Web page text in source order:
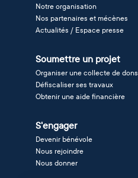
Notre organisation
Nos partenaires et mécènes
Actualités / Espace presse
Soumettre un projet
Organiser une collecte de dons
Défiscaliser ses travaux
Obtenir une aide financière
S'engager
Devenir bénévole
Nous rejoindre
Nous donner